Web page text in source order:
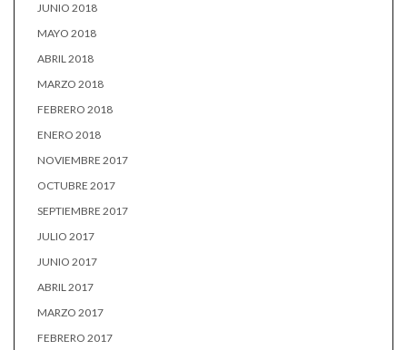
JUNIO 2018
MAYO 2018
ABRIL 2018
MARZO 2018
FEBRERO 2018
ENERO 2018
NOVIEMBRE 2017
OCTUBRE 2017
SEPTIEMBRE 2017
JULIO 2017
JUNIO 2017
ABRIL 2017
MARZO 2017
FEBRERO 2017